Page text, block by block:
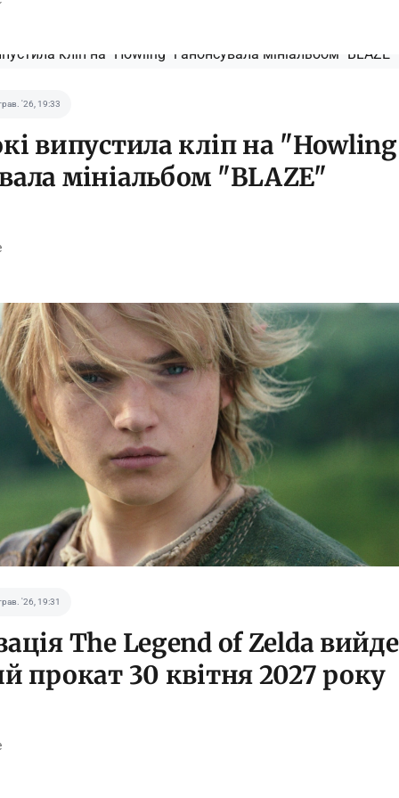
'26, 19:33
випустила кліп на
мініальбом "BLAZE"
'26, 19:31
The Legend of Zelda
прокат 30 квітня 2027 року